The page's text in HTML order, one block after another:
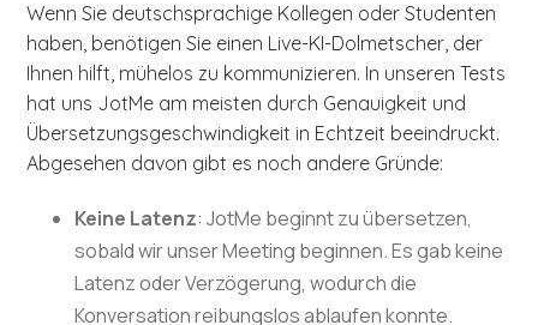
Wenn Sie deutschsprachige Kollegen oder Studenten
haben, benötigen Sie einen Live-KI-Dolmetscher, der
Ihnen hilft, mühelos zu kommunizieren. In unseren Tests
hat uns JotMe am meisten durch Genauigkeit und
Übersetzungsgeschwindigkeit in Echtzeit beeindruckt.
Abgesehen davon gibt es noch andere Gründe:
Keine Latenz: JotMe beginnt zu übersetzen,
sobald wir unser Meeting beginnen. Es gab keine
Latenz oder Verzögerung, wodurch die
Konversation reibungslos ablaufen konnte.